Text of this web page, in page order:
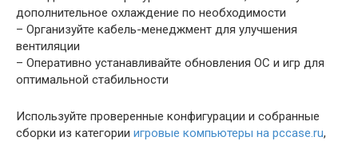
дополнительное охлаждение по необходимости
– Организуйте кабель-менеджмент для улучшения
вентиляции
– Оперативно устанавливайте обновления ОС и игр для
оптимальной стабильности
Используйте проверенные конфигурации и собранные
сборки из категории игровые компьютеры на pccase.ru,